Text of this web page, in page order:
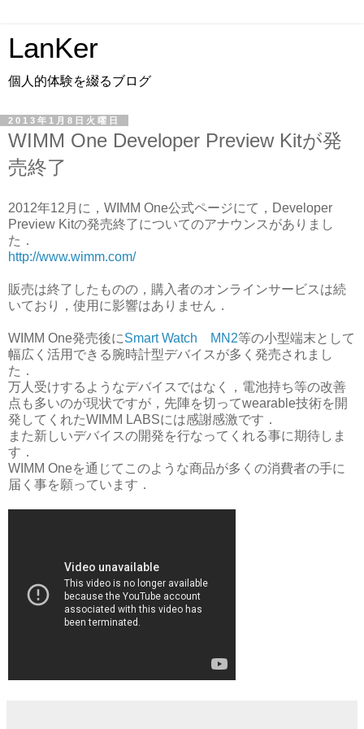
LanKer
個人的体験を綴るブログ
2013年1月8日火曜日
WIMM One Developer Preview Kitが発
売終了
2012年12月に，WIMM One公式ページにて，Developer
Preview Kitの発売終了についてのアナウンスがありまし
た．
http://www.wimm.com/
販売は終了したものの，購入者のオンラインサービスは続
いており，使用に影響はありません．
WIMM One発売後にSmart Watch MN2等の小型端末として
幅広く活用できる腕時計型デバイスが多く発売されまし
た．
万人受けするようなデバイスではなく，電池持ち等の改善
点も多いのが現状ですが，先陣を切ってwearable技術を開
発してくれたWIMM LABSには感謝感激です．
また新しいデバイスの開発を行なってくれる事に期待しま
す．
WIMM Oneを通じてこのような商品が多くの消費者の手に
届く事を願っています．